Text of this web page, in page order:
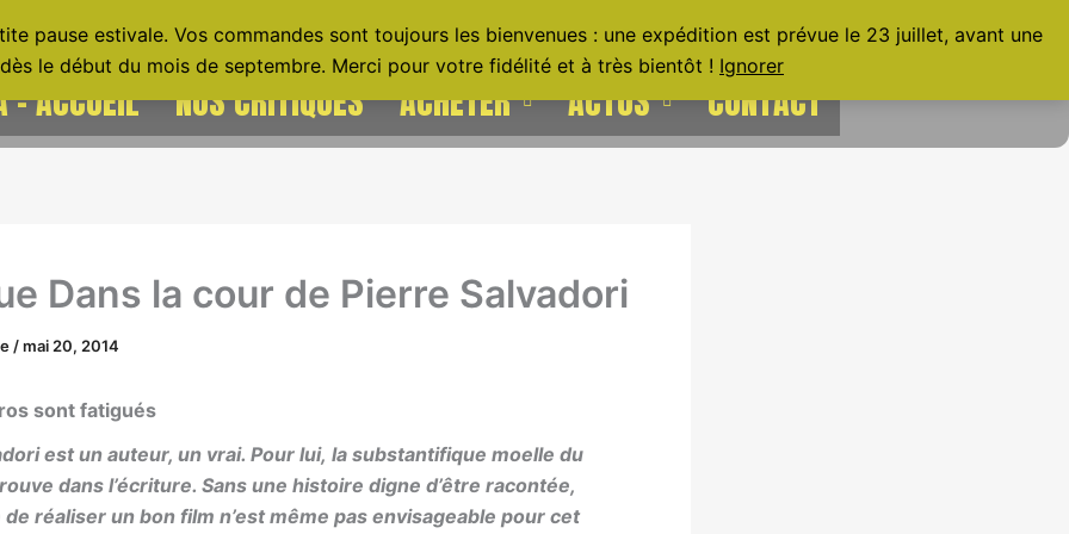
pause estivale. Vos commandes sont toujours les bienvenues : une expédition est prévue le 23 juillet, avant une
le début du mois de septembre. Merci pour votre fidélité et à très bientôt ! Ignorer
– ACCUEIL NOS CRITIQUES ACHETER ACTUS CONTACT
Dans la cour de Pierre Salvadori
/mai 20, 2014
sontfatigués
est un auteur, un vrai. Pour lui, la substantifique moelle du
dans l’écriture. Sans une histoire digne d’être racontée,
de réaliser un bon film n’est même pas envisageable pour cet